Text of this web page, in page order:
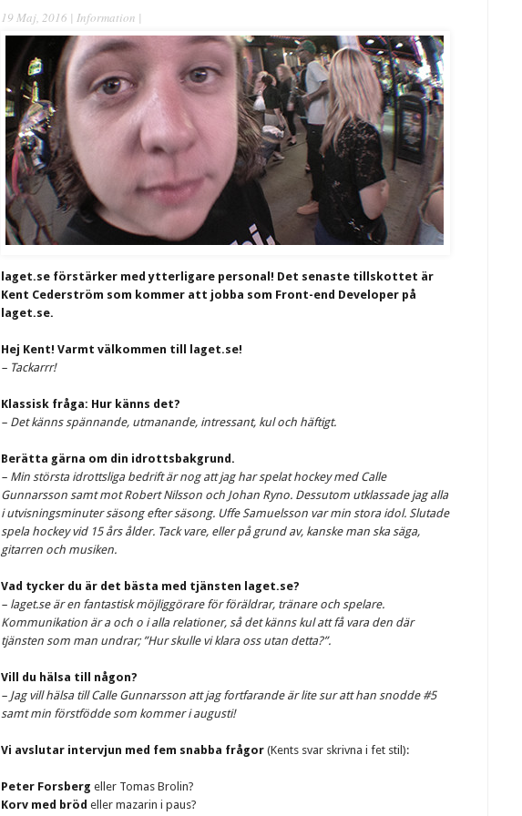
19 Maj, 2016 | Information |
laget.se förstärker med ytterligare personal! Det senaste tillskottet är
Kent Cederström som kommer att jobba som Front-end Developer på
laget.se.
Hej Kent! Varmt välkommen till laget.se!
– Tackarrr!
Klassisk fråga: Hur känns det?
– Det känns spännande, utmanande, intressant, kul och häftigt.
Berätta gärna om din idrottsbakgrund.
– Min största idrottsliga bedrift är nog att jag har spelat hockey med Calle
Gunnarsson samt mot Robert Nilsson och Johan Ryno. Dessutom utklassade jag alla
i utvisningsminuter säsong efter säsong. Uffe Samuelsson var min stora idol. Slutade
spela hockey vid 15 års ålder. Tack vare, eller på grund av, kanske man ska säga,
gitarren och musiken.
Vad tycker du är det bästa med tjänsten laget.se?
– laget.se är en fantastisk möjliggörare för föräldrar, tränare och spelare.
Kommunikation är a och o i alla relationer, så det känns kul att få vara den där
tjänsten som man undrar; ”Hur skulle vi klara oss utan detta?”.
Vill du hälsa till någon?
– Jag vill hälsa till Calle Gunnarsson att jag fortfarande är lite sur att han snodde #5
samt min förstfödde som kommer i augusti!
Vi avslutar intervjun med fem snabba frågor (Kents svar skrivna i fet stil):
Peter Forsberg eller Tomas Brolin?
Korv med bröd eller mazarin i paus?